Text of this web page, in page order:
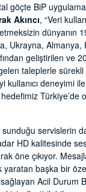
BiP
Akıncı, “Veri
dünyanın
Ukrayna,
geliştirilen ve
taleplerle
kullanıcı deneyimi
Türkiye’de
servislerin
HD kalitesinde
öne çıkıyor.
başka bir
sağlayan Acil Durum